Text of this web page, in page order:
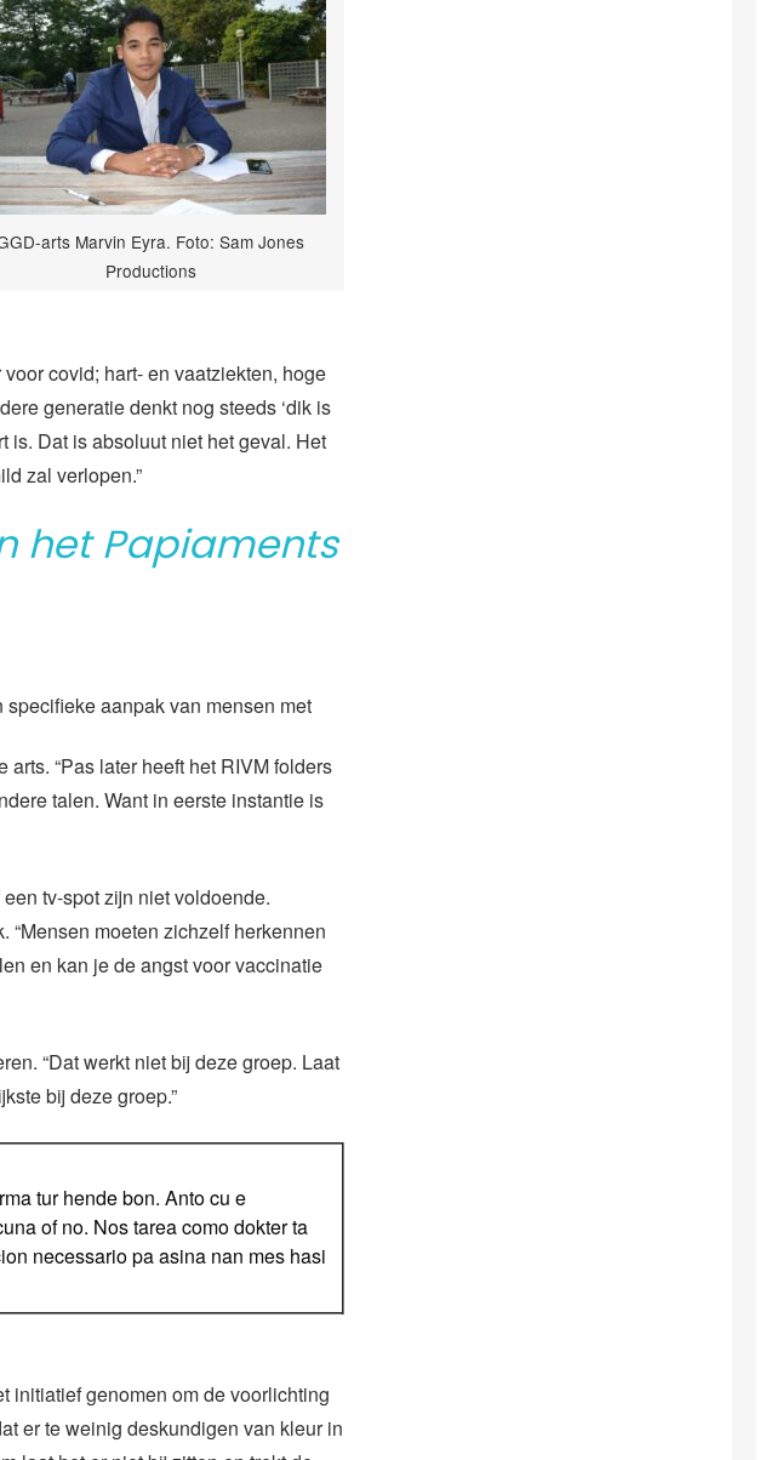
arts Marvin Eyra. Foto: Sam Jones
Productions
covid; hart- en vaatziekten, hoge
generatie denkt nog steeds ‘dik is
is. Dat is absoluut niet het geval. Het
zal verlopen.”
het Papiaments
specifieke aanpak van mensen met
“Pas later heeft het RIVM folders
talen. Want in eerste instantie is
tv-spot zijn niet voldoende.
moeten zichzelf herkennen
en kan je de angst voor vaccinatie
“Dat werkt niet bij deze groep. Laat
bij deze groep.”
tur hende bon. Anto cu e
of no. Nos tarea como dokter ta
necessario pa asina nan mes hasi
initiatief genomen om de voorlichting
er te weinig deskundigen van kleur in